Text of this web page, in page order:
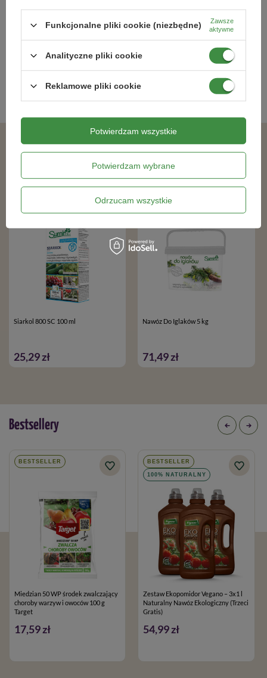
142,99 zł 21,99 zł
Kategorie powiązane
Zdrowe drzewa i krzewy owocowe,
Podobne produkty
Siarkol 800 SC 100 ml
25,29 zł
Nawóz Do Iglaków 5 kg
71,49 zł
Bestsellery
BESTSELLER
Miedzian 50 WP środek zwalczający
choroby warzyw i owoców 100 g
Target
17,59 zł
BESTSELLER
100% NATURALNY
Zestaw Ekopomidor Vegano – 3x1 l
Naturalny Nawóz Ekologiczny (Trzeci
Gratis)
54,99 zł
Funkcjonalne pliki cookie (niezbędne)
Zawsze
aktywne
Analityczne pliki cookie
Reklamowe pliki cookie
Potwierdzam wybrane
Odrzucam wszystkie
Potwierdzam wszystkie